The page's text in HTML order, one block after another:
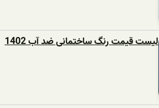
لیست قیمت رنگ ساختمانی ضد آب 1402